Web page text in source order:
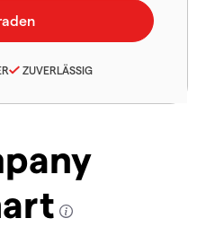
ZUVERLÄSSIG